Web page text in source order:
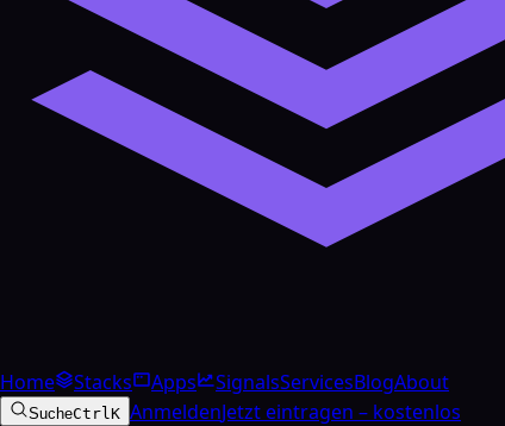
Home
Stacks Apps SignalsServicesBlogAbout
SucheCtrlK AnmeldenJetzt eintragen – kostenlos